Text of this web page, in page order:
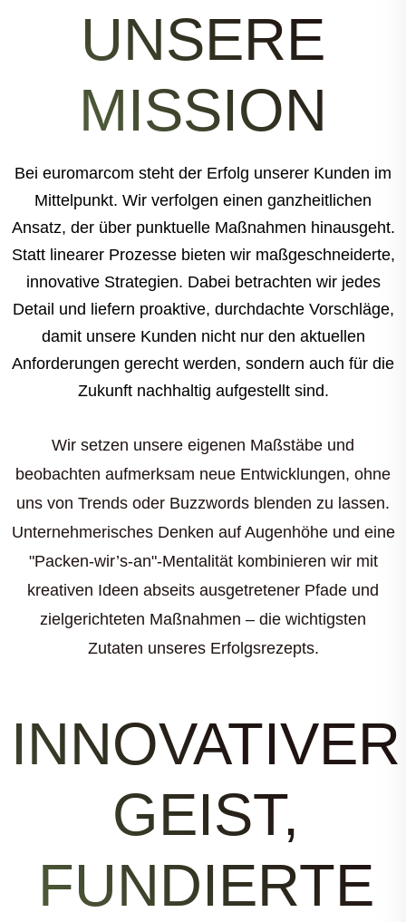
UNSERE
MISSION
Bei euromarcom steht der Erfolg unserer Kunden im
Mittelpunkt. Wir verfolgen einen ganzheitlichen
Ansatz, der über punktuelle Maßnahmen hinausgeht.
Statt linearer Prozesse bieten wir maßgeschneiderte,
innovative Strategien. Dabei betrachten wir jedes
Detail und liefern proaktive, durchdachte Vorschläge,
damit unsere Kunden nicht nur den aktuellen
Anforderungen gerecht werden, sondern auch für die
Zukunft nachhaltig aufgestellt sind.
Wir setzen unsere eigenen Maßstäbe und
beobachten aufmerksam neue Entwicklungen, ohne
uns von Trends oder Buzzwords blenden zu lassen.
Unternehmerisches Denken auf Augenhöhe und eine
"Packen-wir’s-an"-Mentalität kombinieren wir mit
kreativen Ideen abseits ausgetretener Pfade und
zielgerichteten Maßnahmen – die wichtigsten
Zutaten unseres Erfolgsrezepts.
INNOVATIVER
GEIST,
FUNDIERTE